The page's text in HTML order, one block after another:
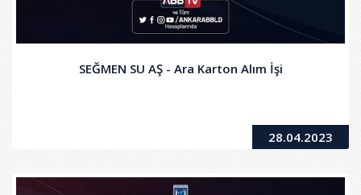
SEĞMEN SU AŞ - Ara Karton Alım İşi
28.04.2023